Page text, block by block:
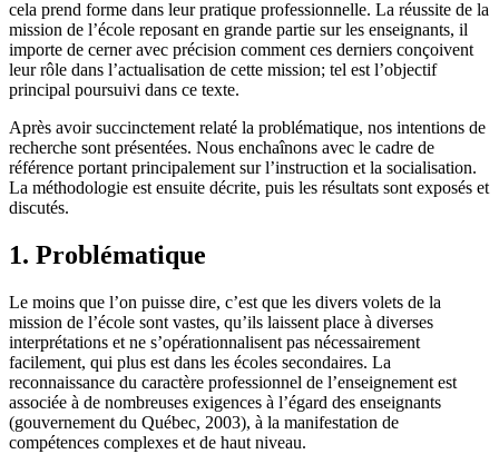
cela prend forme dans leur pratique professionnelle. La réussite de la
mission de l’école reposant en grande partie sur les enseignants, il
importe de cerner avec précision comment ces derniers conçoivent
leur rôle dans l’actualisation de cette mission; tel est l’objectif
principal poursuivi dans ce texte.
Après avoir succinctement relaté la problématique, nos intentions de
recherche sont présentées. Nous enchaînons avec le cadre de
référence portant principalement sur l’instruction et la socialisation.
La méthodologie est ensuite décrite, puis les résultats sont exposés et
discutés.
1. Problématique
Le moins que l’on puisse dire, c’est que les divers volets de la
mission de l’école sont vastes, qu’ils laissent place à diverses
interprétations et ne s’opérationnalisent pas nécessairement
facilement, qui plus est dans les écoles secondaires. La
reconnaissance du caractère professionnel de l’enseignement est
associée à de nombreuses exigences à l’égard des enseignants
(gouvernement du Québec, 2003), à la manifestation de
compétences complexes et de haut niveau.